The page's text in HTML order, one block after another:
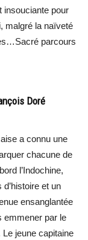
insouciante pour
malgré la naïveté
parcours
Doré
a connu une
chacune de
l’Indochine,
et un
ensanglantée
emmener par le
jeune capitaine